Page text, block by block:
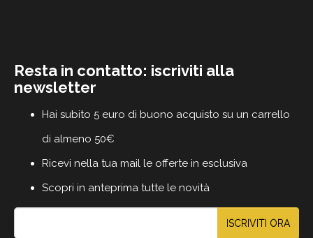
Resta in contatto: iscriviti alla
newsletter
Hai subito 5 euro di buono acquisto su un carrello
di almeno 50€
Ricevi nella tua mail le offerte in esclusiva
Scopri in anteprima tutte le novità
ISCRIVITI ORA